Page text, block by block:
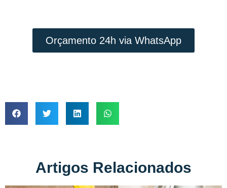
Orçamento 24h via WhatsApp
Artigos Relacionados